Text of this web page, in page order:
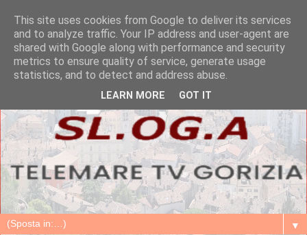
▼
This site uses cookies from Google to deliver its services
and to analyze traffic. Your IP address and user-agent are
shared with Google along with performance and security
metrics to ensure quality of service, generate usage
statistics, and to detect and address abuse.
LEARN MORE GOT IT